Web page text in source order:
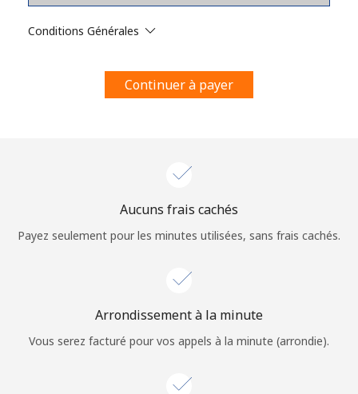
Rappel du mot de passe →
Conditions Générales
Continuer à payer
Aucuns frais cachés
Payez seulement pour les minutes utilisées, sans frais cachés.
Arrondissement à la minute
Vous serez facturé pour vos appels à la minute (arrondie).